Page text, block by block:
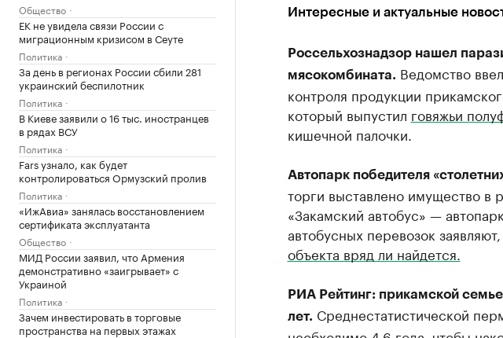
Общество
ЕК не увидела связи России с
миграционным кризисом в Сеуте
Политика
За день в регионах России сбили 281
украинский беспилотник
Политика
В Киеве заявили о 16 тыс. иностранцев
в рядах ВСУ
Политика
Fars узнало, как будет
контролироваться Ормузский пролив
Политика
«ИжАвиа» занялась восстановлением
сертификата эксплуатанта
Общество
МИД России заявил, что Армения
демонстративно «заигрывает» с
Украиной
Политика
Зачем инвестировать в торговые
пространства на первых этажах
Интересные и актуальные
Россельхознадзор нашел
мясокомбината. Ведомство
контроля продукции
который выпустил говяжьи
кишечной палочки.
Автопарк победителя
торги выставлено имущество в
«Закамский автобус» —
автобусных перевозок
объекта вряд ли найдется.
РИА Рейтинг: прикамской
лет. Среднестатистической